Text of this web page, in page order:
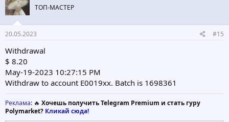
ТОП-МАСТЕР
20.05.2023 #15
Withdrawal
$ 8.20
May-19-2023 10:27:15 PM
Withdraw to account E0019xx. Batch is 1698361
Реклама: 🔥 Хочешь получить Telegram Premium и стать гуру
Polymarket? Кликай сюда!